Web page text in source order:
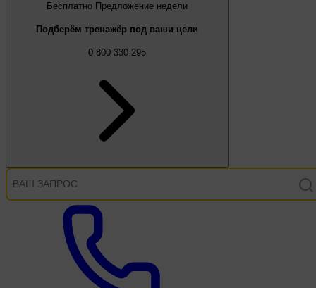
Бесплатно Предложение недели
Подберём тренажёр под ваши цели
0 800 330 295